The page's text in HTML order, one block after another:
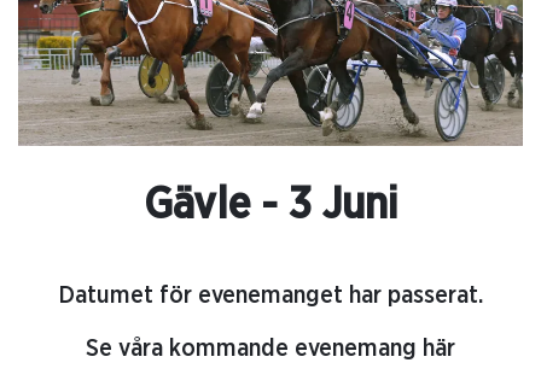
Gävle - 3 Juni
Datumet för evenemanget har passerat.
Se våra kommande evenemang här